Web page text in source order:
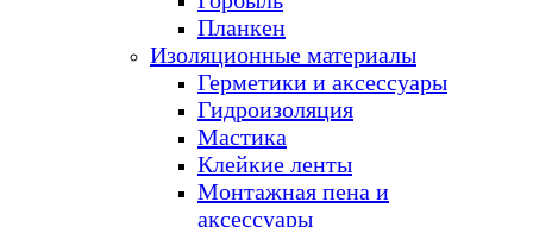
Планкен
Изоляционные материалы
Герметики и аксессуары
Гидроизоляция
Мастика
Клейкие ленты
Монтажная пена и
аксессуары